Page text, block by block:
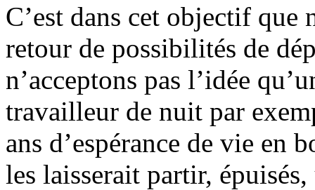
C’est dans cet objectif
retour de possibilités de
n’acceptons pas l’idée
travailleur de nuit par
ans d’espérance de vie en
les laisserait partir,